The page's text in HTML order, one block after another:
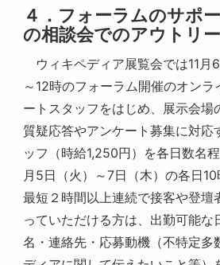
４．フォーラムのサポ
の相談会でのアウトリ
ウィキペディア展覧会では11月
～12時のフォーラム開催のオン
ートスタッフをはじめ、展示会場
質疑応答やアンケート募集に対応
ッフ（時給1,250円）を各日数名
月5日（火）～7日（木）の各日10
最短２時間以上連続で接客や登壇
っていただける方は、出勤可能な
名・連絡先・応募動機（不特定多